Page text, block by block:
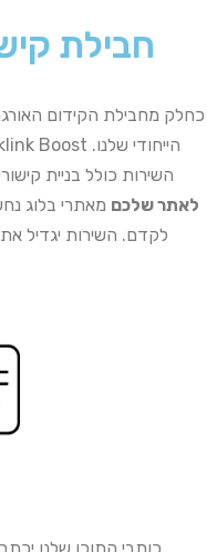
חבילת
כחלק מחבילת הקידום
Boost הייחודי שלנו.
השירות כולל בניית
לאתר שלכם מאתרי בלוג
לקדם. השירות יגדיל את